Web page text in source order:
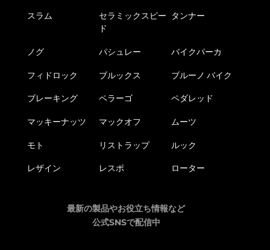
スラム
セラミックスピー
ド
タンナー
ノグ パシュレー バイクパーカ
フィドロック ブルックス ブルーノ バイク
ブレーキング ペラーゴ ペダレッド
マッキーナッツ マックオフ ムーツ
モト リストラップ ルック
レザイン レスポ ローター
最新の製品やお役立ち情報など
公式SNSで配信中